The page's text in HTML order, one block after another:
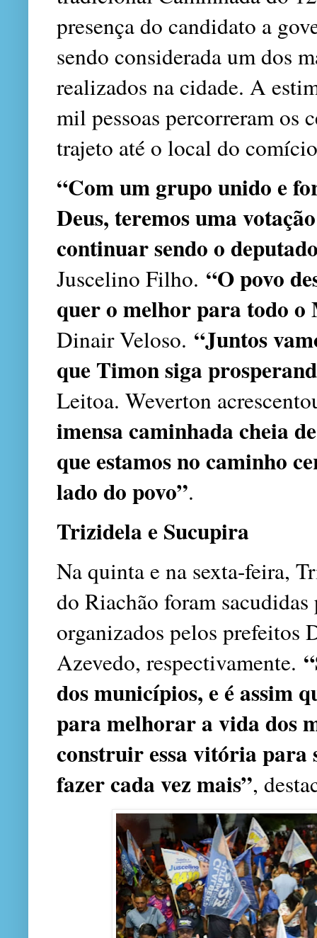
presença do candidato a
sendo considerada um dos
realizados na cidade. A
mil pessoas percorreram os
trajeto até o local do
“Com um grupo unido e
Deus, teremos uma
continuar sendo o
Juscelino Filho. “O povo
quer o melhor para todo o
Dinair Veloso. “Juntos
que Timon siga
Leitoa. Weverton
imensa caminhada cheia
que estamos no caminho
lado do povo”.
Trizidela e Sucupira
Na quinta e na sexta-feira,
do Riachão foram
organizados pelos prefeitos
Azevedo, respectivamente.
dos municípios, e é assim
para melhorar a vida dos
construir essa vitória para
fazer cada vez mais”,